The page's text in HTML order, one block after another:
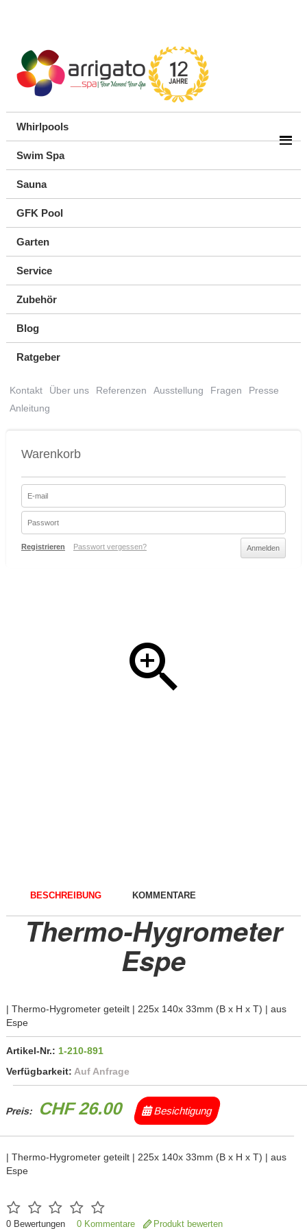
Whirlpools
Swim Spa
Sauna
GFK Pool
Garten
Service
Zubehör
Blog
Ratgeber
Kontakt Über uns Referenzen Ausstellung Fragen
Presse
Anleitung
Warenkorb
Registrieren Passwort vergessen?
BESCHREIBUNG KOMMENTARE
Thermo-Hygrometer
Espe
| Thermo-Hygrometer geteilt | 225x 140x 33mm (B x H x T) | aus
Espe
Artikel-Nr.: 1-210-891
Verfügbarkeit: Auf Anfrage
Preis: CHF 26.00 Besichtigung
| Thermo-Hygrometer geteilt | 225x 140x 33mm (B x H x T) | aus
Espe
0Bewertungen 0 Kommentare Produkt bewerten